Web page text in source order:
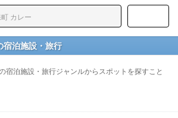
宿泊施設・旅行
宿泊施設・旅行ジャンルからスポットを探すこと